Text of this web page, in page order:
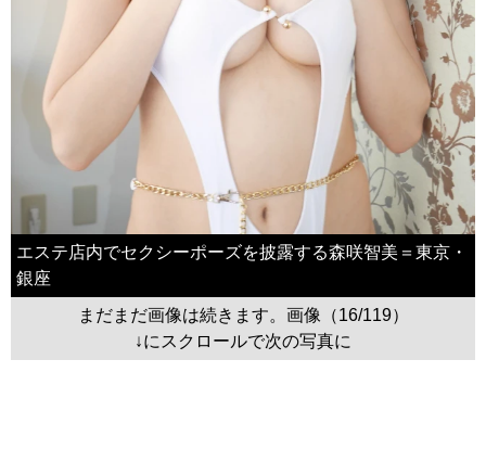
エステ店内でセクシーポーズを披露する森咲智美＝東京・
銀座
まだまだ画像は続きます。画像（16/119）
↓にスクロールで次の写真に